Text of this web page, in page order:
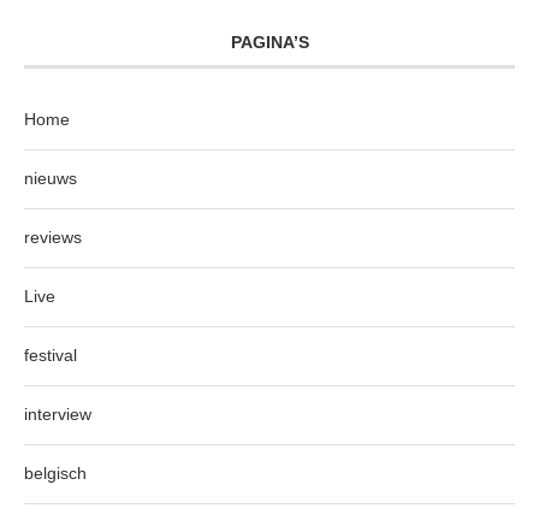
PAGINA’S
Home
nieuws
reviews
Live
festival
interview
belgisch